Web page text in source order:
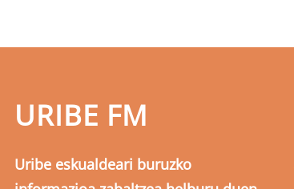
URIBE FM
Uribe eskualdeari buruzko